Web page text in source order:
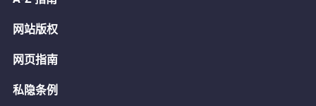
网站版权
网页指南
私隐条例